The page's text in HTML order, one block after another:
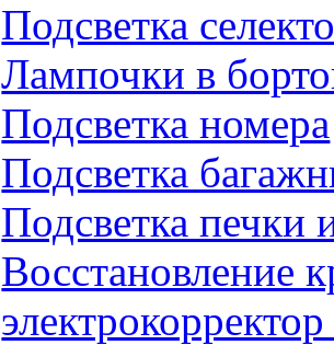
Подсветка
Лампочки в
Подсветка номера
Подсветка
Подсветка печки
Восстановление